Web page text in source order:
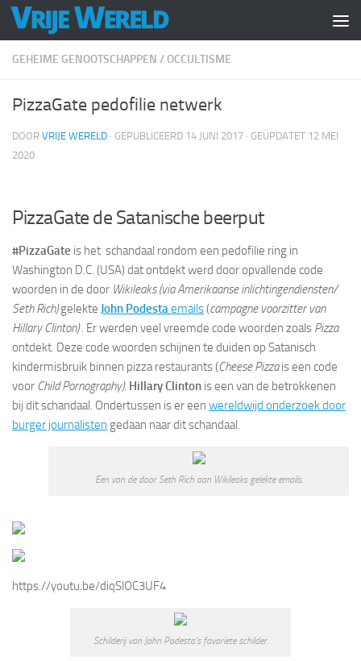
Doorgaan naar inhoud
GEHEIME GENOOTSCHAPPEN /OCCULTISME
PizzaGate pedofilie netwerk
DOOR VRIJE WERELD · GEPUBLICEERD 14 JUNI 2017 · GEÜPDATET 12 MEI
2020
PizzaGate de Satanische beerput
#PizzaGate is het schandaal rondom een pedofilie ring in
Washington D.C. (USA) dat ontdekt werd door opvallende code
woorden in de door Wikileaks (via Amerikaanse inlichtingendiensten/
Seth Rich)gelekte John Podestaemails(campagne voorzitter van
Hillary Clinton). Er werden veel vreemde code woorden zoals Pizza
ontdekt. Deze code woorden schijnen te duiden op Satanisch
kindermisbruik binnen pizza restaurants (Cheese Pizzais een code
voor Child Pornography). Hillary Clinton is een van de betrokkenen
bij dit schandaal. Ondertussen is er een wereldwijd onderzoek door
burger journalisten gedaan naar dit schandaal.
Een van de door Seth Rich aan Wikileaks gelekte emails.
https://youtu.be/diqSlOC3UF4
Schilderij van John Podesta’s favoriete schilder.